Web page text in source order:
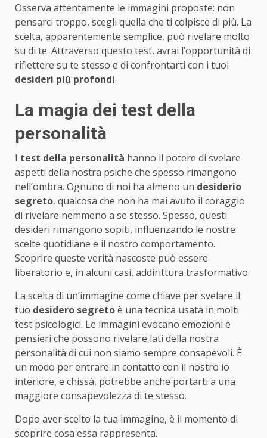
Osserva attentamente le immagini proposte: non
pensarci troppo, scegli quella che ti colpisce di più. La
scelta, apparentemente semplice, può rivelare molto
su di te. Attraverso questo test, avrai l’opportunità di
riflettere su te stesso e di confrontarti con i tuoi
desideri più profondi.
La magia dei test della
personalità
I test della personalità hanno il potere di svelare
aspetti della nostra psiche che spesso rimangono
nell’ombra. Ognuno di noi ha almeno un desiderio
segreto, qualcosa che non ha mai avuto il coraggio
di rivelare nemmeno a se stesso. Spesso, questi
desideri rimangono sopiti, influenzando le nostre
scelte quotidiane e il nostro comportamento.
Scoprire queste verità nascoste può essere
liberatorio e, in alcuni casi, addirittura trasformativo.
La scelta di un’immagine come chiave per svelare il
tuo desidero segretoè una tecnica usata in molti
test psicologici. Le immagini evocano emozioni e
pensieri che possono rivelare lati della nostra
personalità di cui non siamo sempre consapevoli. È
un modo per entrare in contatto con il nostro io
interiore, e chissà, potrebbe anche portarti a una
maggiore consapevolezza di te stesso.
Dopo aver scelto la tua immagine, è il momento di
scoprire cosa essa rappresenta.